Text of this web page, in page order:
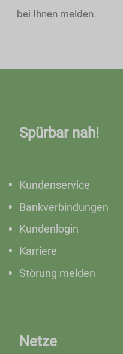
bei Ihnen melden.
Spürbar nah!
Kundenservice
Bankverbindungen
Kundenlogin
Karriere
Störung melden
Netze